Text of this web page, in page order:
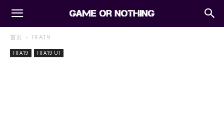
首页 FIFA19
FIFA19 FIFA19 UT